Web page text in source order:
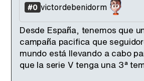
#0 victordebenidorm
Desde España, tenemos que
campaña pacifica que
mundo está llevando a cabo
que la serie V tenga una 3ª